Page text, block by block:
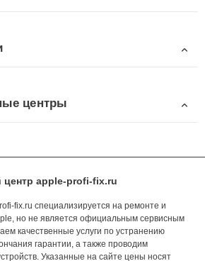
центры
apple-profi-fix.ru
fix.ru специализируется на ремонте и
но не является официальным сервисным
качественные услуги по устранению
гарантии, а также проводим
Указанные на сайте цены носят